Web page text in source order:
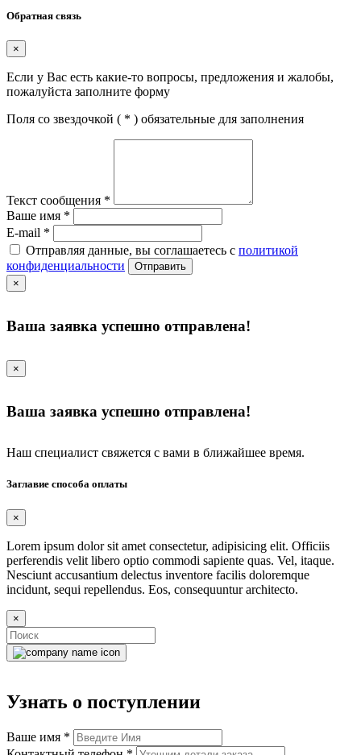
Обратная связь
×
Если у Вас есть какие-то вопросы, предложения и жалобы,
пожалуйста заполните форму
Поля со звездочкой ( * ) обязательные для заполнения
Текст сообщения *
Ваше имя *
E-mail *
Отправляя данные, вы соглашаетесь с политикой
конфиденциальности
Отправить
×
Ваша заявка успешно отправлена!
×
Ваша заявка успешно отправлена!
Наш специалист свяжется с вами в ближайшее время.
Заглавие способа оплаты
×
Lorem ipsum dolor sit amet consectetur, adipisicing elit. Officiis
perferendis velit libero optio commodi sapiente quas. Vel, itaque.
Nesciunt accusantium delectus inventore facilis doloremque
incidunt, sequi repellendus. Eos, consequuntur architecto.
×
Узнать о поступлении
Ваше имя *